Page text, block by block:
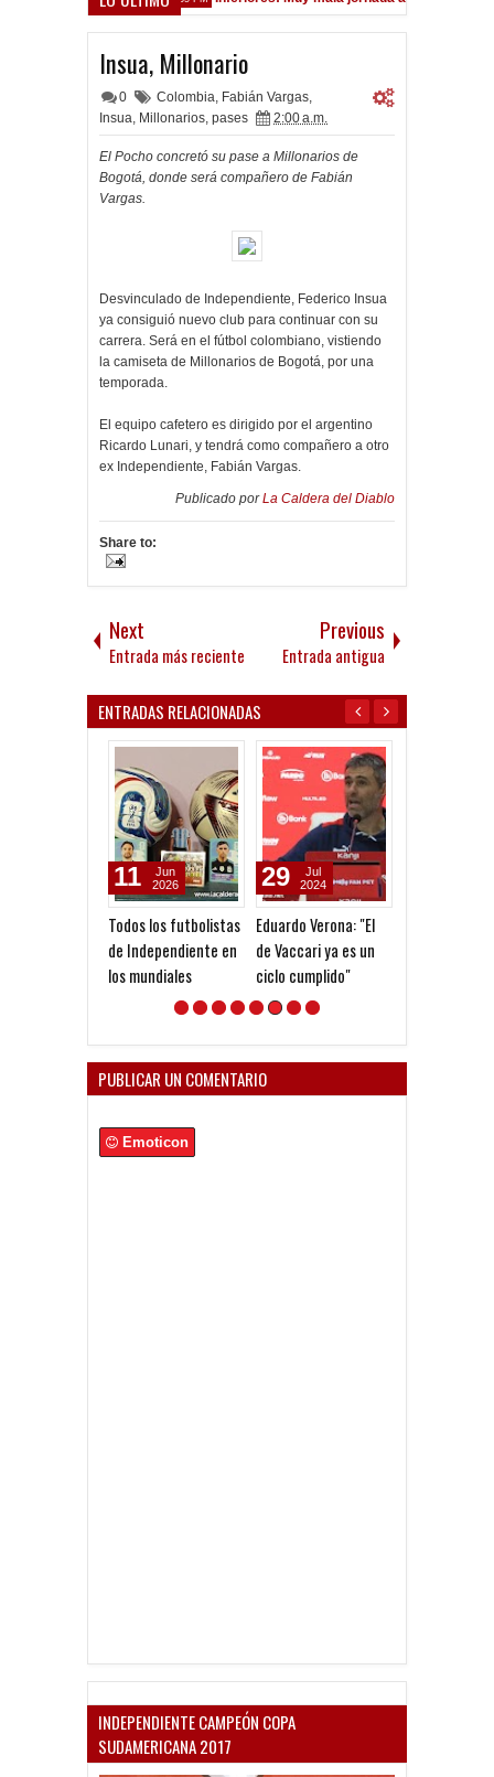
Insua, Millonario
0 Colombia, Fabián Vargas,
Insua, Millonarios, pases 2:00 a.m.
El Pocho concretó su pase a Millonarios de
Bogotá, donde será compañero de Fabián
Vargas.
Desvinculado de Independiente, Federico Insua
ya consiguió nuevo club para continuar con su
carrera. Será en el fútbol colombiano, vistiendo
la camiseta de Millonarios de Bogotá, por una
temporada.
El equipo cafetero es dirigido por el argentino
Ricardo Lunari, y tendrá como compañero a otro
ex Independiente, Fabián Vargas.
Publicado porLa Caldera del Diablo
Share to:
Next
Entrada más reciente
Previous
Entrada antigua
ENTRADAS RELACIONADAS
Todos los futbolistas
de Independiente en
los mundiales
11
Jun
2026
Eduardo Verona: "El
de Vaccari ya es un
ciclo cumplido"
29
Jul
2024
PUBLICAR UN COMENTARIO
Emoticon
INDEPENDIENTE CAMPEÓN COPA
SUDAMERICANA 2017